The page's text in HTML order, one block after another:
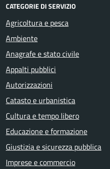
CATEGORIE DI SERVIZIO
Agricoltura e pesca
Ambiente
Anagrafe e stato civile
Appalti pubblici
Autorizzazioni
Catasto e urbanistica
Cultura e tempo libero
Educazione e formazione
Giustizia e sicurezza pubblica
Imprese e commercio